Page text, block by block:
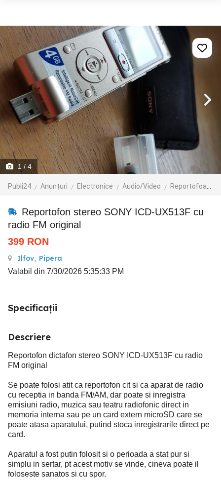
1 / 4
Publi24 Anunțuri Electronice Audio/Video Reportofoane
Reportofon stereo SONY ICD-UX513F cu
radio FM original
399 RON
Ilfov, Pipera
Valabil din 7/30/2026 5:35:33 PM
Specificații
Descriere
Reportofon dictafon stereo SONY ICD-UX513F cu radio
FM original
Se poate folosi atit ca reportofon cit si ca aparat de radio
cu receptia in banda FM/AM, dar poate si inregistra
emisiuni radio, muzica sau teatru radiofonic direct in
memoria interna sau pe un card extern microSD care se
poate atasa aparatului, putind stoca inregistrarile direct pe
card.
Aparatul a fost putin folosit si o perioada a stat pur si
simplu in sertar, pt acest motiv se vinde, cineva poate il
foloseste sanatos si cu spor.